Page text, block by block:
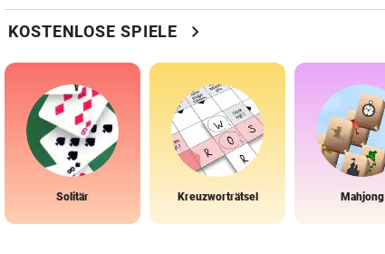
KOSTENLOSE SPIELE chevron_right
Solitär Kreuzworträtsel Mahjong